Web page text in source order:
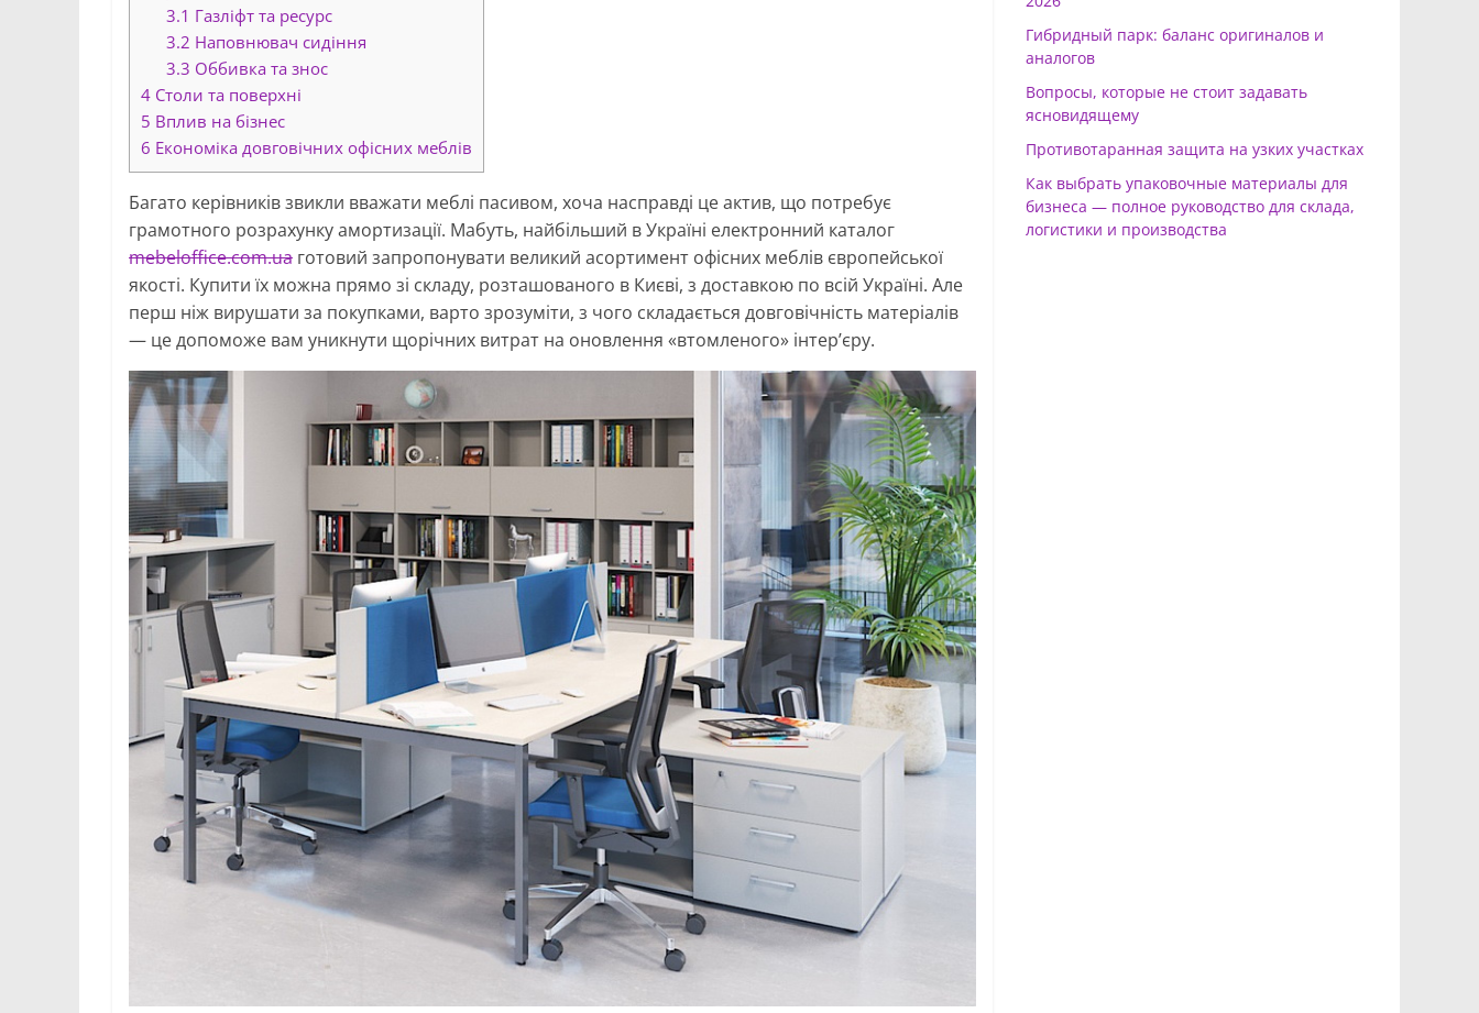
3.1 Газліфт та ресурс
3.2 Наповнювач сидіння
3.3 Оббивка та знос
4 Столи та поверхні
5 Вплив на бізнес
6 Економіка довговічних офісних меблів
Багато керівників звикли вважати меблі пасивом, хоча насправді це актив, що потребує
грамотного розрахунку амортизації. Мабуть, найбільший в Україні електронний каталог
mebeloffice.com.ua готовий запропонувати великий асортимент офісних меблів європейської
якості. Купити їх можна прямо зі складу, розташованого в Києві, з доставкою по всій Україні. Але
перш ніж вирушати за покупками, варто зрозуміти, з чого складається довговічність матеріалів
— це допоможе вам уникнути щорічних витрат на оновлення «втомленого» інтер’єру.
Гибридный парк: баланс оригиналов и
аналогов
Вопросы, которые не стоит задавать
ясновидящему
Противотаранная защита на узких участках
Как выбрать упаковочные материалы для
бизнеса — полное руководство для склада,
логистики и производства